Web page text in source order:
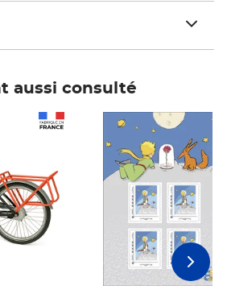
aussi consulté
Prix 6,25€ HT